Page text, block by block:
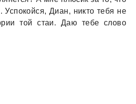
Успокойся, Диан, никто тебя не
той стаи. Даю тебе слово